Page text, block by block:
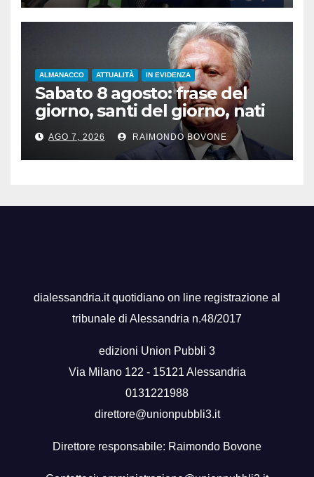
ALMANACCO ATTUALITÀ IN EVIDENZA
Sabato 8 agosto: frase del
giorno, santi del giorno, nati
famosi, accadde oggi
AGO 7, 2026 RAIMONDO BOVONE
dialessandria.it quotidiano on line registrazione al
tribunale di Alessandria n.48/2017
edizioni Union Pubbli 3
Via Milano 122 - 15121 Alessandria
0131221988
direttore@unionpubbli3.it
Direttore responsabile: Raimondo Bovone